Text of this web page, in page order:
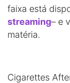
faixa está
streaming– e
matéria.
Cigarettes